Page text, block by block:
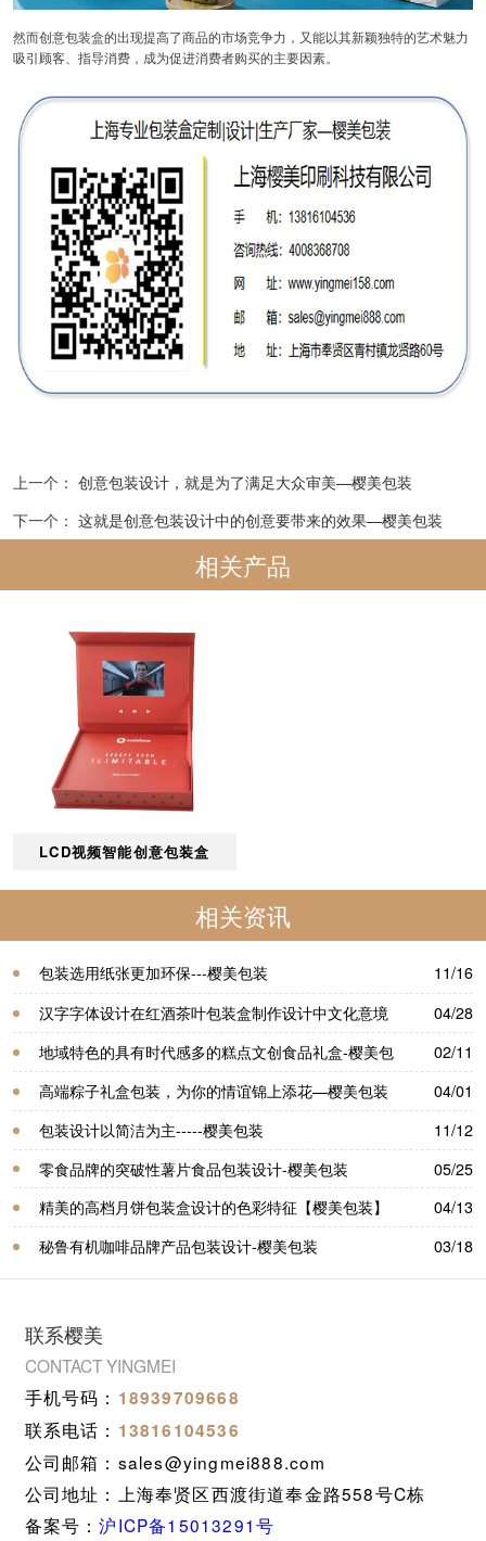
然而创意包装盒的出现提高了商品的市场竞争力，又能以其新颖独特的艺术魅力
吸引顾客、指导消费，成为促进消费者购买的主要因素。
上一个： 创意包装设计，就是为了满足大众审美—樱美包装
下一个： 这就是创意包装设计中的创意要带来的效果—樱美包装
相关产品
LCD视频智能创意包装盒
相关资讯
包装选用纸张更加环保---樱美包装
11/16
汉字字体设计在红酒茶叶包装盒制作设计中文化意境
的表现—樱美包装
04/28
地域特色的具有时代感多的糕点文创食品礼盒-樱美包
装
02/11
高端粽子礼盒包装，为你的情谊锦上添花—樱美包装
04/01
包装设计以简洁为主-----樱美包装
11/12
零食品牌的突破性薯片食品包装设计-樱美包装
05/25
精美的高档月饼包装盒设计的色彩特征【樱美包装】
04/13
秘鲁有机咖啡品牌产品包装设计-樱美包装
03/18
联系樱美
CONTACT YINGMEI
手机号码： 18939709668
联系电话： 13816104536
公司邮箱：sales@yingmei888.com
公司地址：上海奉贤区西渡街道奉金路558号C栋
备案号：沪ICP备15013291号